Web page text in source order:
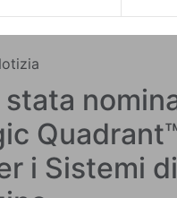
stata
i Sistemi